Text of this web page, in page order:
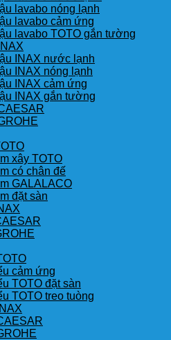
lavabo nóng lạnh
lavabo cảm ứng
lavabo TOTO gắn tường
INAX nước lạnh
INAX nóng lạnh
INAX cảm ứng
INAX gắn tường
xây TOTO
có chân đế
GALALACO
đặt sàn
cảm ứng
TOTO đặt sàn
TOTO treo tuòng